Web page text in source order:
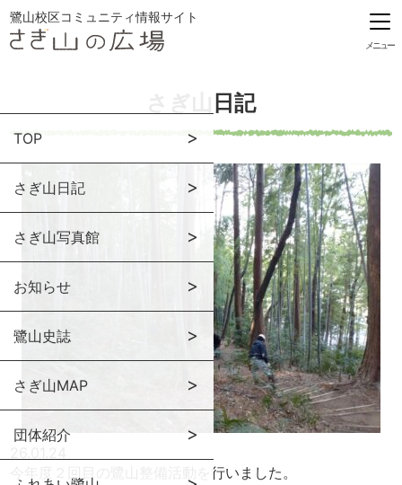
鷺山校区コミュニティ情報サイト
メニュー
TOP
さぎ山日記
さぎ山写真館
お知らせ
鷺山史誌
さぎ山MAP
団体紹介
さぎ山日記
今年度２回目の鷺山整備活動を行いました。